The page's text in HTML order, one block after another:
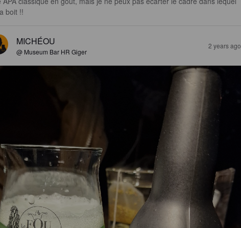
boit !!
MICHÉOU
@ Museum Bar HR Giger
2 years ago